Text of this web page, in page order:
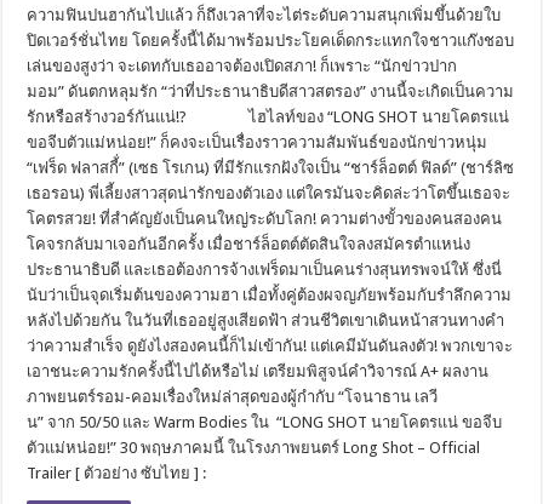
ความฟินปนฮากันไปแล้ว ก็ถึงเวลาที่จะไต่ระดับความสนุกเพิ่มขึ้นด้วยใบ
ปิดเวอร์ชั่นไทย โดยครั้งนี้ได้มาพร้อมประโยคเด็ดกระแทกใจชาวแก๊งชอบ
เล่นของสูงว่า จะเดทกับเธออาจต้องเปิดสภา! ก็เพราะ “นักข่าวปาก
มอม” ดันตกหลุมรัก “ว่าที่ประธานาธิบดีสาวสตรอง” งานนี้จะเกิดเป็นความ
รักหรือสร้างวอร์กันแน่!? ไฮไลท์ของ “LONG SHOT นายโคตรแน่
ขอจีบตัวแม่หน่อย!” ก็คงจะเป็นเรื่องราวความสัมพันธ์ของนักข่าวหนุ่ม
“เฟร็ด ฟลาสกี้่” (เซธ โรเกน) ที่มีรักแรกฝังใจเป็น “ชาร์ล็อตต์ ฟิลด์” (ชาร์ลิซ
เธอรอน) พี่เลี้ยงสาวสุดน่ารักของตัวเอง แต่ใครมันจะคิดล่ะว่าโตขึ้นเธอจะ
โคตรสวย! ที่สำคัญยังเป็นคนใหญ่ระดับโลก! ความต่างขั้วของคนสองคน
โคจรกลับมาเจอกันอีกครั้ง เมื่อชาร์ล็อตต์ตัดสินใจลงสมัครตำแหน่ง
ประธานาธิบดี และเธอต้องการจ้างเฟร็ดมาเป็นคนร่างสุนทรพจน์ให้ ซึ่งนี่
นับว่าเป็นจุดเริ่มต้นของความฮา เมื่อทั้งคู่ต้องผจญภัยพร้อมกับรำลึกความ
หลังไปด้วยกัน ในวันที่เธออยู่สูงเสียดฟ้า ส่วนชีวิตเขาเดินหน้าสวนทางคำ
ว่าความสำเร็จ ดูยังไงสองคนนี้ก็ไม่เข้ากัน! แต่เคมีมันดันลงตัว! พวกเขาจะ
เอาชนะความรักครั้งนี้ไปได้หรือไม่ เตรียมพิสูจน์คำวิจารณ์ A+ ผลงาน
ภาพยนตร์รอม-คอมเรื่องใหม่ล่าสุดของผู้กำกับ “โจนาธาน เลวี
น” จาก 50/50 และ Warm Bodies ใน “LONG SHOT นายโคตรแน่ ขอจีบ
ตัวแม่หน่อย!” 30 พฤษภาคมนี้ ในโรงภาพยนตร์ Long Shot – Official
Trailer [ ตัวอย่าง ซับไทย ] :